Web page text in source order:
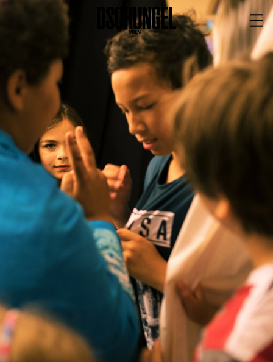
BARRIEREFREI
PROGRAMM
Spielplan
Vorstellungen
Festivals
Wild & Schön Festival
Gastspiele
Extras
Available for Touring
Archiv
MITSPIELEN
Workshops
Abenteuernacht
Kinder-Redaktion